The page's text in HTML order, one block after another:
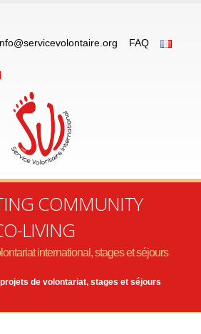
FAQ
COMMUNITY
LIVING
international, stages et séjours
de volontariat, stages et séjours